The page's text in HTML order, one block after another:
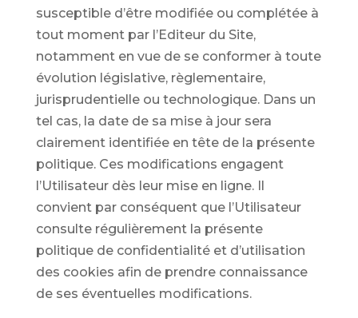
susceptible d’être modifiée ou complétée à
tout moment par l’Editeur du Site,
notamment en vue de se conformer à toute
évolution législative, règlementaire,
jurisprudentielle ou technologique. Dans un
tel cas, la date de sa mise à jour sera
clairement identifiée en tête de la présente
politique. Ces modifications engagent
l’Utilisateur dès leur mise en ligne. Il
convient par conséquent que l’Utilisateur
consulte régulièrement la présente
politique de confidentialité et d’utilisation
des cookies afin de prendre connaissance
de ses éventuelles modifications.